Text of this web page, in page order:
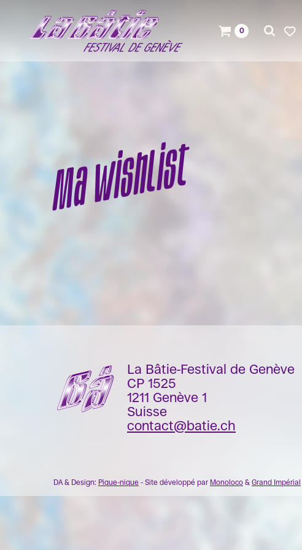
Ma wishlist
La Bâtie-Festival de Genève
CP 1525
1211 Genève 1
Suisse
contact@batie.ch
DA & Design: Pique-nique - Site développé par Monoloco & Grand Impérial
0